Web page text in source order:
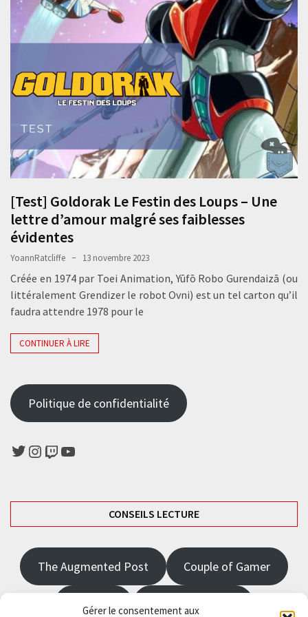
Gérer le consentement aux
[Test] Goldorak Le Festin des Loups – Une
lettre d’amour malgré ses faiblesses
évidentes
YoannRatcliffe 13 novembre 2023
Créée en 1974 par Toei Animation, Yūfō Robo Gurendaizā (ou
littéralement Grendizer le robot Ovni) est un tel carton qu’il
faudra attendre 1978 pour le
CONTINUER À LIRE
Politique de confidentialité
Twitter
Instagram
TwitchYouTube
CONSEILS LECTURE
The Augmented Post Couple of Gamer
JRPGFR State of Gaming